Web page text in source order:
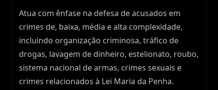
Atua com ênfase na defesa de acusados em
crimes de, baixa, média e alta complexidade,
incluindo organização criminosa, tráfico de
drogas, lavagem de dinheiro, estelionato, roubo,
sistema nacional de armas, crimes sexuais e
crimes relacionados à Lei Maria da Penha.